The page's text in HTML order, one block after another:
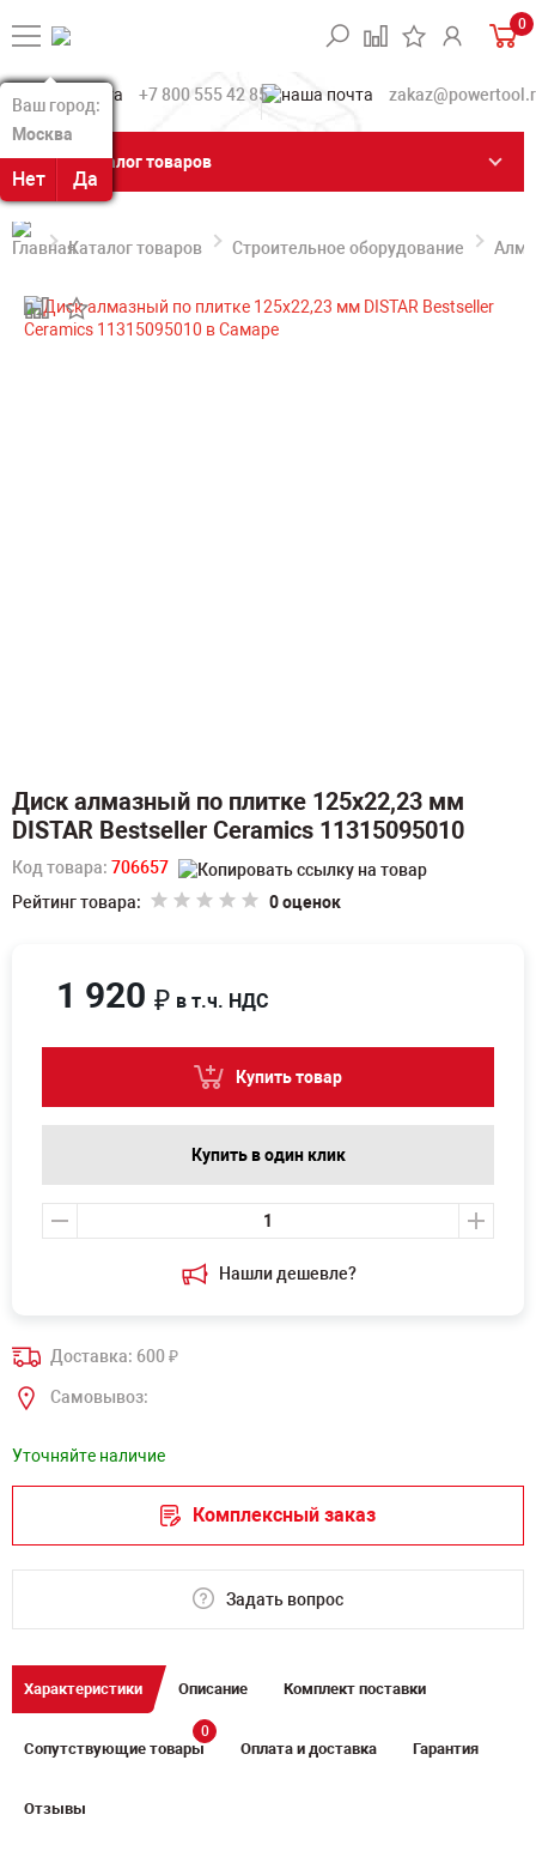
Ваш город:
Москва
Нет Да
Ваш город:
Москва
Нет Да
0
+7 800 555 42 85
Каталог товаров
Каталог товаров Строительное оборудование
Диск алмазный по плитке 125х22,23 мм
DISTAR Bestseller Ceramics 11315095010
Код товара: 706657
Рейтинг товара:
0 оценок
Нашли дешевле?
1 920 ₽ в т.ч. НДС
Купить товар
Купить в один клик
Доставка: 600₽
Самовывоз:
Уточняйте наличие
Комплексный заказ
Задать вопрос
Характеристики Описание Комплект поставки
Сопутствующие товары
0
Оплата и доставка Гарантия
Отзывы